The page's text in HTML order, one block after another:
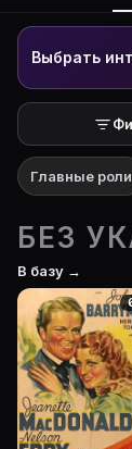
Выбрать
Главные роли
БЕЗ
В базу →